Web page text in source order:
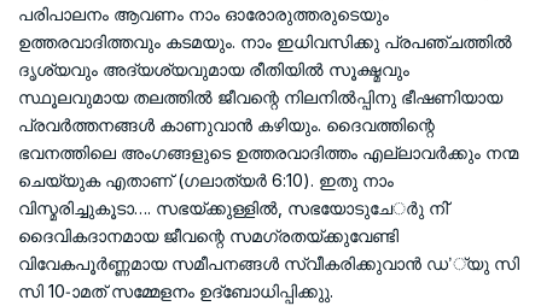
പരിപാലനം ആവണം നാം ഓരോരുത്തരുടെയും
ഉത്തരവാദിത്തവും കടമയും. നാം ഇധിവസിക്കു പ്രപഞ്ചത്തില്‍
ദൃശ്യവും അദ്യശ്യവുമായ രീതിയില്‍ സൂക്ഷ്മവും
സ്ഥൂലവുമായ തലത്തില്‍ ജീവന്റെ നിലനില്‍പ്പിനു ഭീഷണിയായ
പ്രവര്‍ത്തനങ്ങള്‍ കാണുവാന്‍ കഴിയും. ദൈവത്തിന്റെ
ഭവനത്തിലെ അംഗങ്ങളുടെ ഉത്തരവാദിത്തം എല്ലാവര്‍ക്കും നന്മ
ചെയ്യുക എതാണ് (ഗലാത്യര്‍ 6:10). ഇതു നാം
വിസ്മരിച്ചുകൂടാ…. സഭയ്ക്കുള്ളില്‍, സഭയോടുചേര്‍ു നി്
ദൈവികദാനമായ ജീവന്റെ സമഗ്രതയ്ക്കുവേണ്ടി
വിവേകപൂര്‍ണ്ണമായ സമീപനങ്ങള്‍ സ്വീകരിക്കുവാന്‍ ഡ’്‌യു സി
സി 10-ാമത് സമ്മേളനം ഉദ്‌ബോധിപ്പിക്കുു.